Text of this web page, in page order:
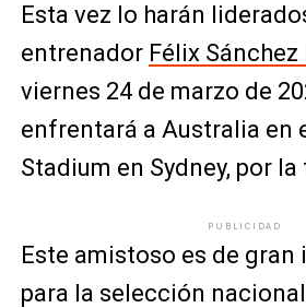
Esta vez lo harán
entrenador Félix Sánchez
viernes 24 de marzo de
enfrentará a Australia en
Stadium en Sydney, por la
PUBLICIDAD
Este amistoso es de
para la selección